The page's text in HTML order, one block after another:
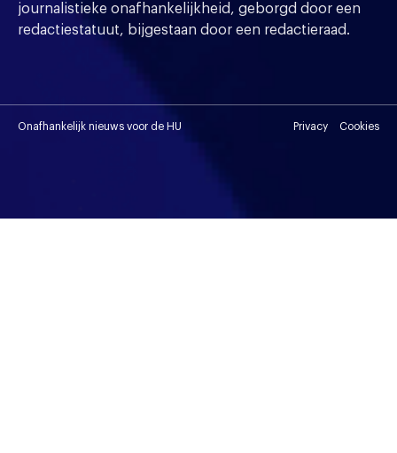
journalistieke onafhankelijkheid, geborgd door een
redactiestatuut, bijgestaan door een redactieraad.
Onafhankelijk nieuws voor de HU Privacy Cookies